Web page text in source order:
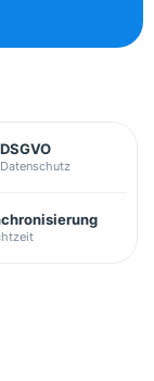
DSGVO
Datenschutz